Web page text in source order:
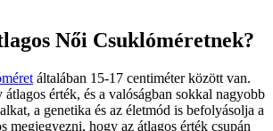
Női Csuklóméretnek?
általában 15-17 centiméter között van.
átlagos érték, és a valóságban sokkal nagyobb
a genetika és az életmód is befolyásolja a
megjegyezni, hogy az átlagos érték csupán